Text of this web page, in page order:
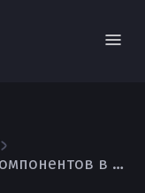
Экспорт и импорт данных и компонентов в Vue